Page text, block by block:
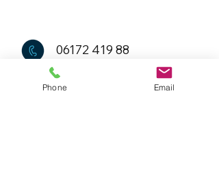
06172 419 88
Phone Email